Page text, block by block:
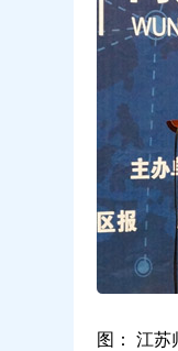
图： 江苏